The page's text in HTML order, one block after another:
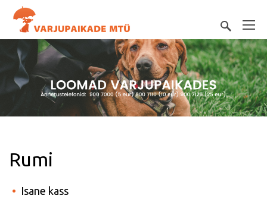
Rumi
Isane kass